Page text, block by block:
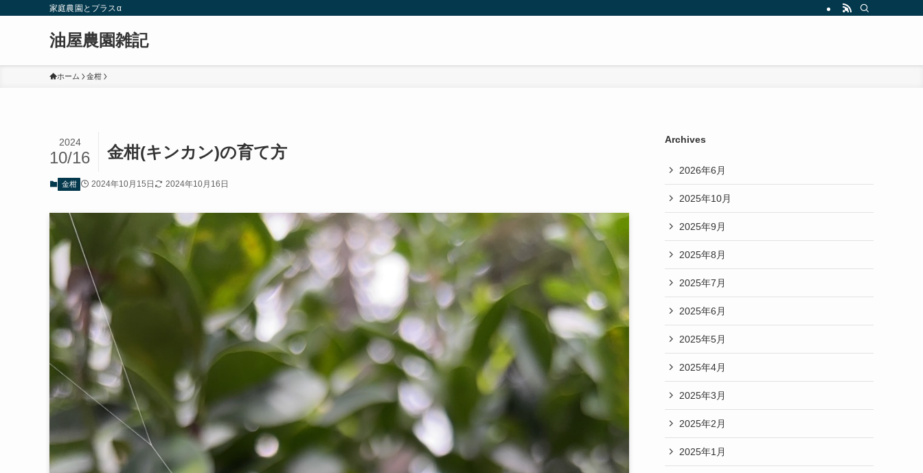
家庭農園とプラスα
油屋農園雑記
ホーム 金柑
金柑(キンカン)の育て方
2024
10/16
金柑 2024年10月15日 2024年10月16日
Archives
2026年6月
2025年10月
2025年9月
2025年8月
2025年7月
2025年6月
2025年5月
2025年4月
2025年3月
2025年2月
2025年1月